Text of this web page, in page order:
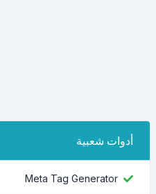
أدوات شعبية
Meta Tag Generator